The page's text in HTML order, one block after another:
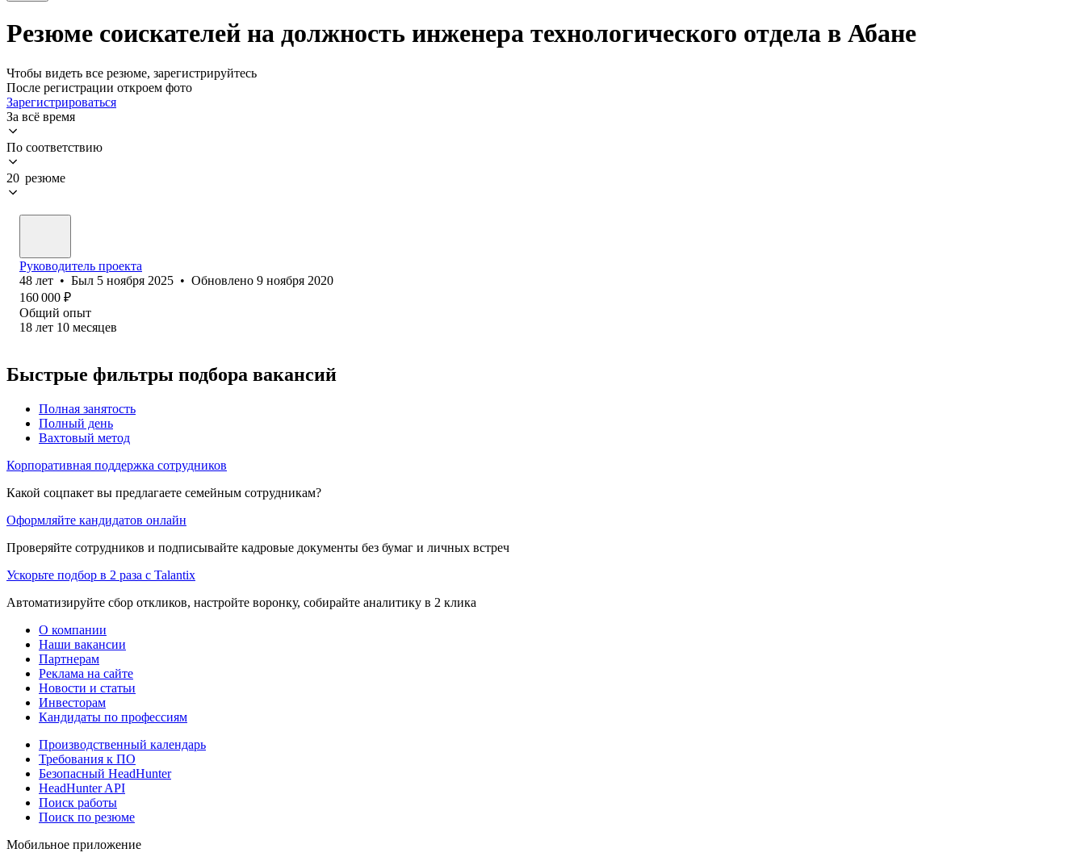
Резюме соискателей на должность инженера технологического отдела в Абане
Чтобы видеть все резюме, зарегистрируйтесь
После регистрации откроем фото
Зарегистрироваться
За всё время
По соответствию
20 резюме
Руководитель проекта
48 лет • Был 5 ноября 2025 • Обновлено 9 ноября 2020
160 000 ₽
Общий опыт
18 лет 10 месяцев
Быстрые фильтры подбора вакансий
Полная занятость
Полный день
Вахтовый метод
Корпоративная поддержка сотрудников
Какой соцпакет вы предлагаете семейным сотрудникам?
Оформляйте кандидатов онлайн
Проверяйте сотрудников и подписывайте кадровые документы без бумаг и личных встреч
Ускорьте подбор в 2 раза с Talantix
Автоматизируйте сбор откликов, настройте воронку, собирайте аналитику в 2 клика
О компании
Наши вакансии
Партнерам
Реклама на сайте
Новости и статьи
Инвесторам
Кандидаты по профессиям
Производственный календарь
Требования к ПО
Безопасный HeadHunter
HeadHunter API
Поиск работы
Поиск по резюме
Мобильное приложение